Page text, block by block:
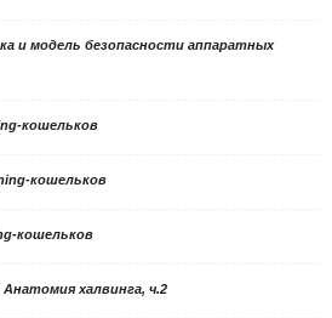
и модель безопасности аппаратных
кошельков
кошельков
кошельков
Анатомия халвинга, ч.2